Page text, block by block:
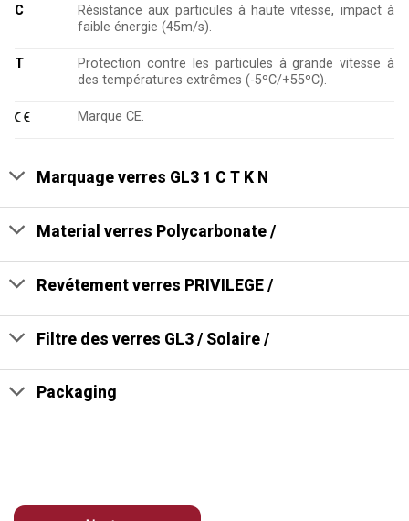
C
Résistance aux particules à haute vitesse, impact à
faible énergie (45m/s).
T
Protection contre les particules à grande vitesse à
des températures extrêmes (-5ºC/+55ºC).
Marque CE.
Marquage verres GL3 1 C T K N
Material verres Polycarbonate /
Revétement verres PRIVILEGE /
Filtre des verres GL3 / Solaire /
Packaging